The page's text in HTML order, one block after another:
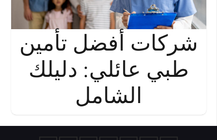
شركات أفضل تأمين
طبي عائلي: دليلك
الشامل